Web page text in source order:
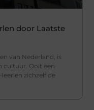
door Laatste
van Nederland, is
cultuur. Ooit een
zichzelf de